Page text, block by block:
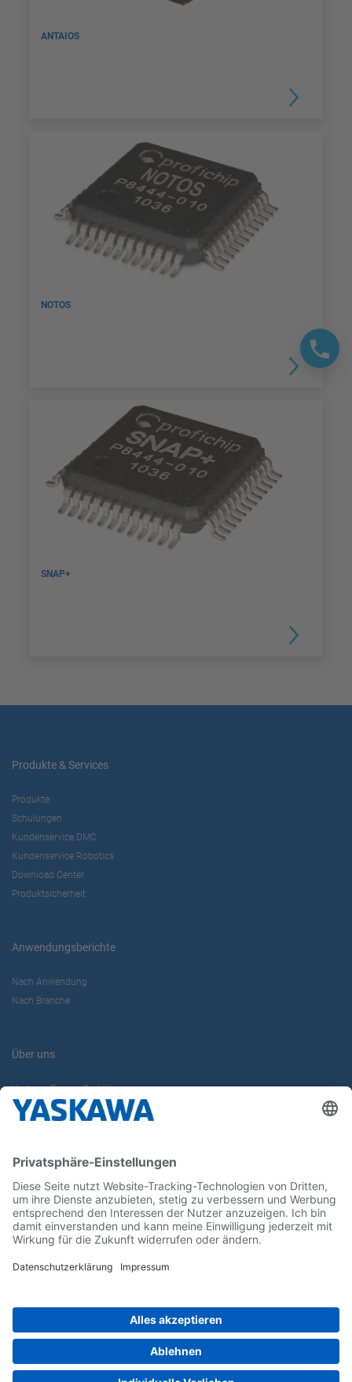
ANTAIOS
NOTOS
SNAP+
Produkte & Services
Produkte
Schulungen
Kundenservice DMC
Kundenservice Robotics
Download Center
Produktsicherheit
Anwendungsberichte
Nach Anwendung
Nach Branche
Über uns
Yaskawa Europe GmbH
Karriere
Newsletter
Follow us on...
Home